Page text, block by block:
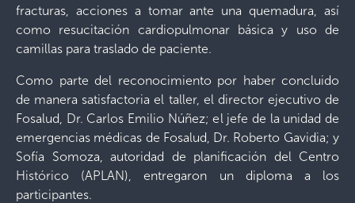
fracturas, acciones a tomar ante una quemadura, así
como resucitación cardiopulmonar básica y uso de
camillas para traslado de paciente.
Como parte del reconocimiento por haber concluido
de manera satisfactoria el taller, el director ejecutivo de
Fosalud, Dr. Carlos Emilio Núñez; el jefe de la unidad de
emergencias médicas de Fosalud, Dr. Roberto Gavidia; y
Sofía Somoza, autoridad de planificación del Centro
Histórico (APLAN), entregaron un diploma a los
participantes.